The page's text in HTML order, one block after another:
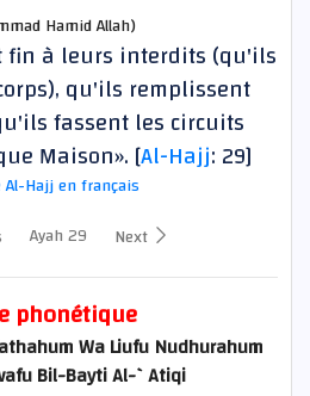
Hamid Allah)
fin à leurs interdits (qu'ils
qu'ils remplissent
fassent les circuits
Maison». [Al-Hajj: 29]
Hajj en français
Ayah 29 Next
phonétique
Wa Liufu Nudhurahum
Bil-Bayti Al-`Atiqi